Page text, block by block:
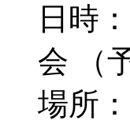
日時
会 （
場所